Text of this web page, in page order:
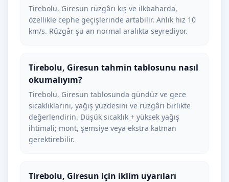
Tirebolu, Giresun rüzgârı kış ve ilkbaharda,
özellikle cephe geçişlerinde artabilir. Anlık hız 10
km/s. Rüzgâr şu an normal aralıkta seyrediyor.
Tirebolu, Giresun tahmin tablosunu nasıl
okumalıyım?
Tirebolu, Giresun tablosunda gündüz ve gece
sıcaklıklarını, yağış yüzdesini ve rüzgârı birlikte
değerlendirin. Düşük sıcaklık + yüksek yağış
ihtimali; mont, şemsiye veya ekstra katman
gerektirebilir.
Tirebolu, Giresun için iklim uyarıları